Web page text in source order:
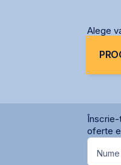
Alege
Înscrie-
oferte
Nume